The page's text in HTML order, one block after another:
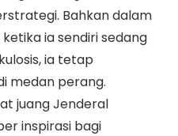
Bahkan dalam
ia sendiri sedang
ia tetap
medan perang.
juang Jenderal
inspirasi bagi